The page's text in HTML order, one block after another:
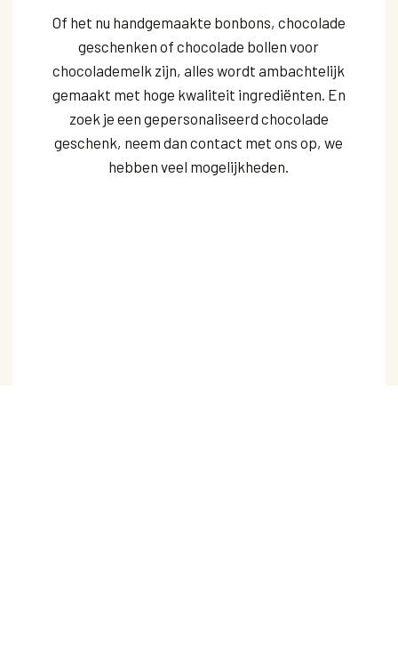
Of het nu handgemaakte bonbons, chocolade
geschenken of chocolade bollen voor
chocolademelk zijn, alles wordt ambachtelijk
gemaakt met hoge kwaliteit ingrediënten. En
zoek je een gepersonaliseerd chocolade
geschenk, neem dan contact met ons op, we
hebben veel mogelijkheden.